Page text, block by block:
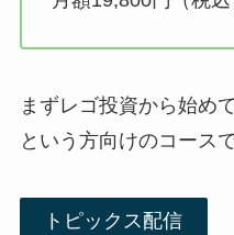
まずレゴ投資から始め
という方向けのコースで
トピックス配信